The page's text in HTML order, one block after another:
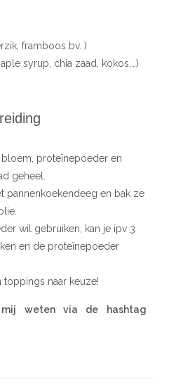
framboos bv. )
syrup, chia zaad, kokos,…)
bloem, proteïnepoeder en
geheel.
pannenkoekendeeg en bak ze
wil gebruiken, kan je ipv 3
en de proteïnepoeder
toppings naar keuze!
mij weten via de hashtag